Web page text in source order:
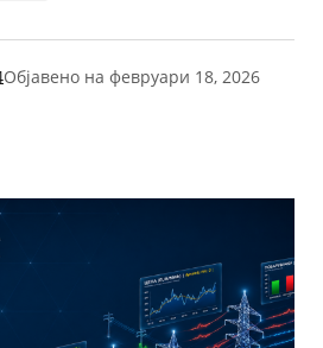
Објавено на февруари 18, 2026